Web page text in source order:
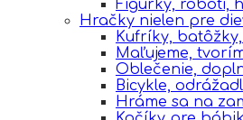
Figúrky, roboti,
Hračky nielen pre
Kufríky,
Maľujeme,
Oblečenie,
Bicykle,
Hráme sa na